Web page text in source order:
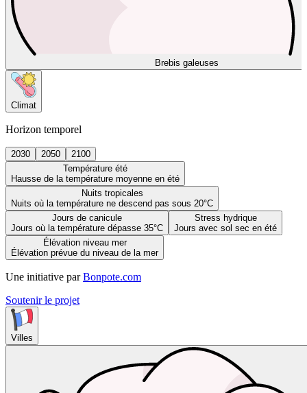
Brebis galeuses
Climat
Horizon temporel
2030 2050
2100
Température été
Hausse de la température moyenne en été
Nuits tropicales
Nuits où la température ne descend pas sous 20°C
Jours de canicule
Jours où la température dépasse 35°C
Stress hydrique
Jours avec sol sec en été
Élévation niveau mer
Élévation prévue du niveau de la mer
Une initiative par Bonpote.com
Soutenir le projet
Villes